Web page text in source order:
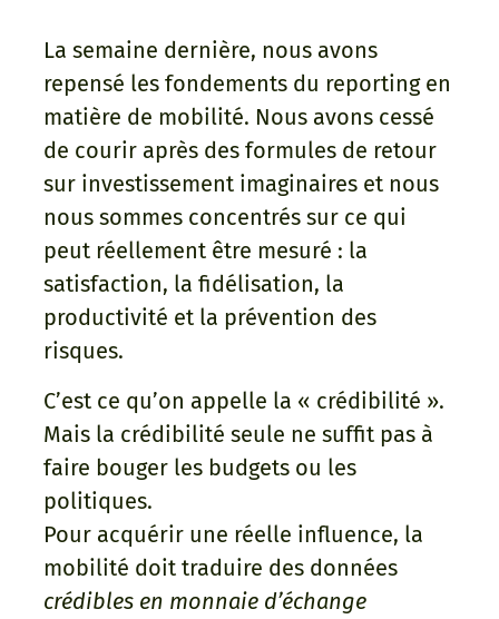
La semaine dernière, nous avons
repensé les fondements du reporting en
matière de mobilité. Nous avons cessé
de courir après des formules de retour
sur investissement imaginaires et nous
nous sommes concentrés sur ce qui
peut réellement être mesuré : la
satisfaction, la fidélisation, la
productivité et la prévention des
risques.
C’est ce qu’on appelle la « crédibilité ».
Mais la crédibilité seule ne suffit pas à
faire bouger les budgets ou les
politiques.
Pour acquérir une réelle influence, la
mobilité doit traduire des données
crédibles en monnaie d’échange